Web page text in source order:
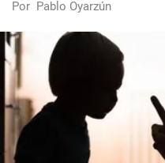
Por Pablo Oyarzún